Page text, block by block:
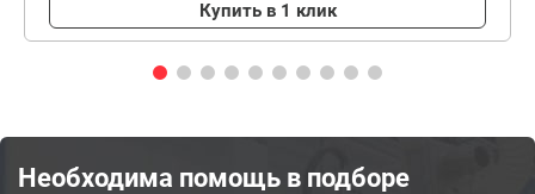
Купить в 1 клик
Необходима помощь в подборе